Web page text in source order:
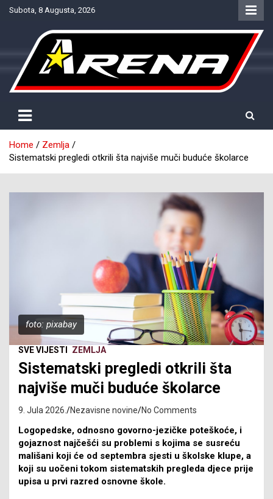
SkipSubota, 8 Augusta, 2026
NTV Arena
Home
Zemlja
Sistematski pregledi otkrili šta najviše muči buduće školarce
foto: pixabay
SVE VIJESTI ZEMLJA
Sistematski pregledi otkrili šta
najviše muči buduće školarce
9. Jula 2026. Nezavisne novine No Comments
Logopedske, odnosno govorno-jezičke poteškoće, i
gojaznost najčešći su problemi s kojima se susreću
mališani koji će od septembra sjesti u školske klupe, a
koji su uočeni tokom sistematskih pregleda djece prije
upisa u prvi razred osnovne škole.